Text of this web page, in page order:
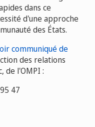
dans ce
d'une approche
des États.
communiqué de
des relations
de l'OMPI :
47